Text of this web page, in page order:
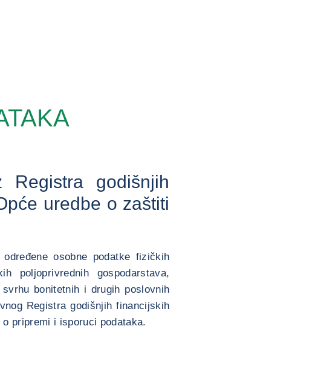
godišnjih
uredbe o zaštiti
osobne podatke fizičkih
poljoprivrednih gospodarstava,
bonitetnih i drugih poslovnih
Registra godišnjih financijskih
pripremi i isporuci podataka.